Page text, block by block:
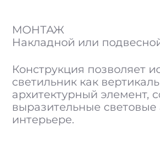
МОНТАЖ
Накладной или
Конструкция позволяет
светильник как
архитектурный элемент,
выразительные световые
интерьере.